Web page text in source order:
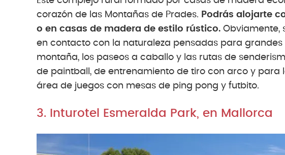
corazón de las Montañas de Prades. Podrás alojarte
o en casas de madera de estilo rústico. Obviamente,
en contacto con la naturaleza pensadas para grandes
montaña, los paseos a caballo y las rutas de
de paintball, de entrenamiento de tiro con arco y para
área de juegos con mesas de ping pong y futbito.
3. Inturotel Esmeralda Park, en Mallorca